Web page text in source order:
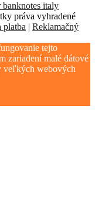
práva vyhradené
platba | Reklamačný
tejto
zariadení malé dátové
veľkých webových